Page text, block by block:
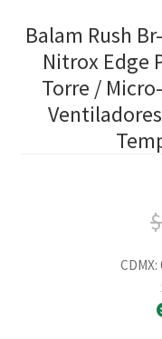
Balam Rush
Nitrox Edge
Torre /
$
CDMX: